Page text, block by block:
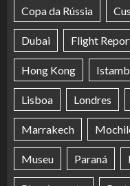
Copa da Rússia
Dubai Flight
Hong Kong
Lisboa Londres
Marrakech
Museu Paraná